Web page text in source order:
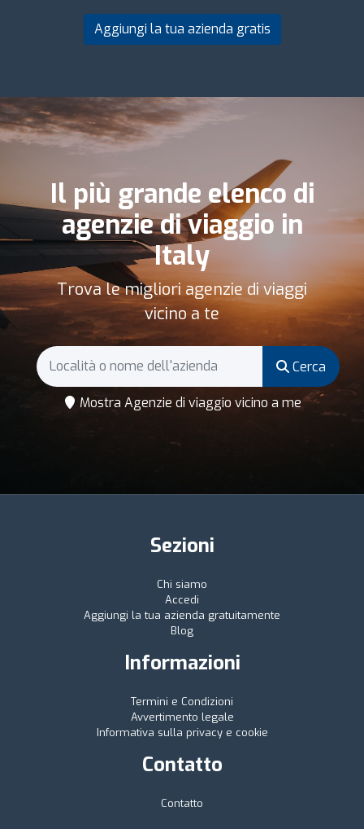
Aggiungi la tua azienda gratis
Il più grande elenco di
agenzie di viaggio in
Italy
Trova le migliori agenzie di viaggi
vicino a te
Cerca
Mostra Agenzie di viaggio vicino a me
Sezioni
Chi siamo
Accedi
Aggiungi la tua azienda gratuitamente
Blog
Informazioni
Termini e Condizioni
Avvertimento legale
Informativa sulla privacy e cookie
Contatto
Contatto